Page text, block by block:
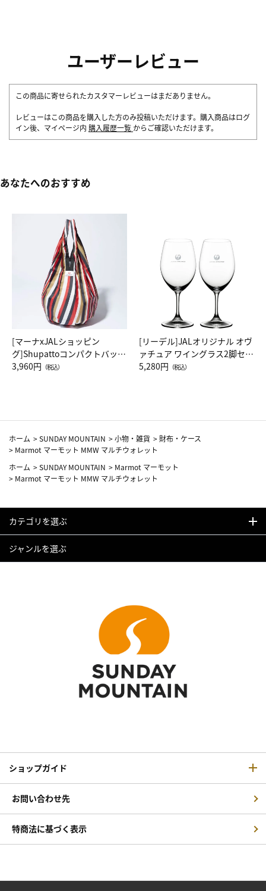
ユーザーレビュー
この商品に寄せられたカスタマーレビューはまだありません。
レビューはこの商品を購入した方のみ投稿いただけます。購入商品はログ
イン後、マイページ内 購入履歴一覧 からご確認いただけます。
あなたへのおすすめ
[マーナxJALショッピン
グ]Shupattoコンパクトバッグ
Drop JAL客室乗務員（LC）ス
3,960円 （税込）
[リーデル]JALオリジナル オヴ
ァチュア ワイングラス2脚セッ
ト（レッドワイン）
5,280円 （税込）
ホーム >SUNDAY MOUNTAIN >小物・雑貨 > 財布・ケース
> Marmot マーモット MMW マルチウォレット
ホーム >SUNDAY MOUNTAIN > Marmot マーモット
> Marmot マーモット MMW マルチウォレット
カテゴリを選ぶ
ジャンルを選ぶ
ショップガイド
お問い合わせ先
特商法に基づく表示